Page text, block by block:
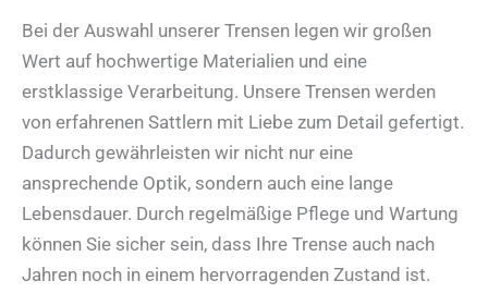
Bei der Auswahl unserer Trensen legen wir großen
Wert auf hochwertige Materialien und eine
erstklassige Verarbeitung. Unsere Trensen werden
von erfahrenen Sattlern mit Liebe zum Detail gefertigt.
Dadurch gewährleisten wir nicht nur eine
ansprechende Optik, sondern auch eine lange
Lebensdauer. Durch regelmäßige Pflege und Wartung
können Sie sicher sein, dass Ihre Trense auch nach
Jahren noch in einem hervorragenden Zustand ist.